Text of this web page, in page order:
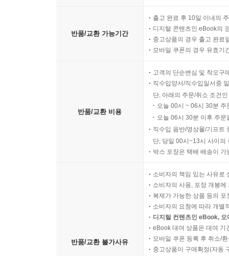
반품/교환 가능기간
출고 완료 후 10일 이내의
디지털 콘텐츠인 eBook의
중고상품의 경우 출고 완료
모바일 쿠폰의 경우 유효기
반품/교환 비용
고객의 단순변심 및 착오구
직수입양서/직수입일서중
단, 아래의 주문/취소 조건
오늘 00시 ~ 06시 30분
오늘 06시 30분 이후 주
직수입 음반/영상물/기프트
단, 당일 00시~13시 사이의
박스 포장은 택배 배송이
반품/교환 불가사유
소비자의 책임 있는 사유로
소비자의 사용, 포장 개봉
복제가 가능한 상품 등의
소비자의 요청에 따라 개별
디지털 컨텐츠인 eBook,
eBook 대여 상품은 대여 기
모바일 쿠폰 등록 후 취소/
중고상품이 구매확정(자동